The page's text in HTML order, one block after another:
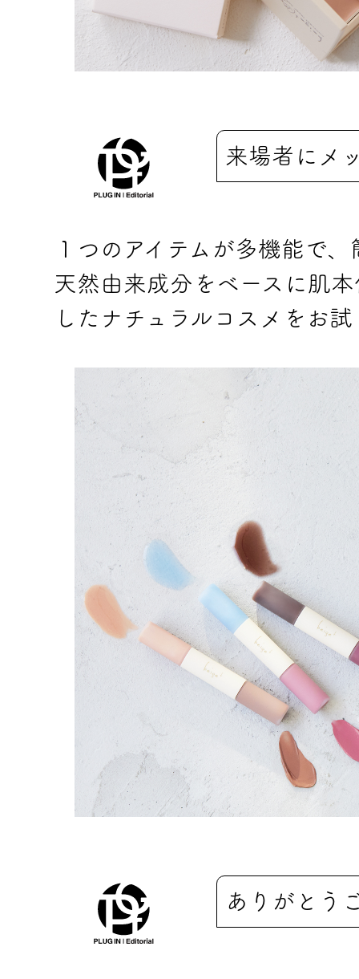
来場者にメ
１つのアイテムが多機能で
天然由来成分をベースに肌
したナチュラルコスメをお
ありがとう